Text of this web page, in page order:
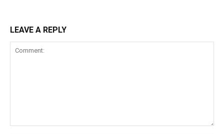
LEAVE A REPLY